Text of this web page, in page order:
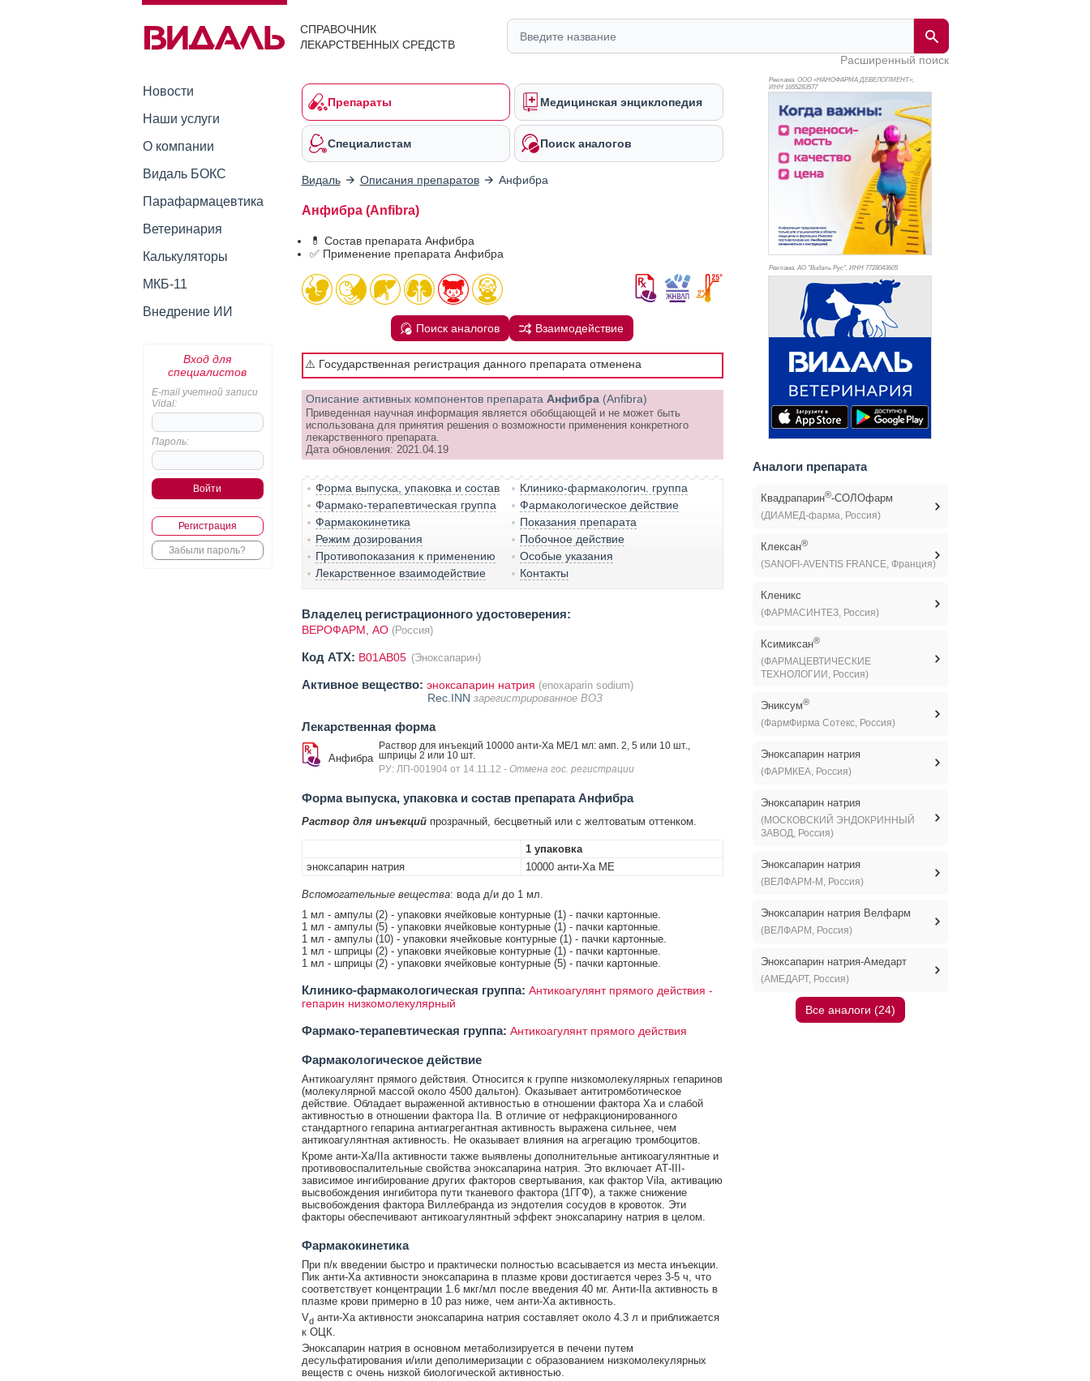
СПРАВОЧНИК
ЛЕКАРСТВЕННЫХ СРЕДСТВ
Расширенный поиск
Новости
Наши услуги
О компании
Видаль БОКС
Парафармацевтика
Ветеринария
Калькуляторы
МКБ-11
Внедрение ИИ
Вход для
специалистов
E-mail учетной записи
Vidal:
Пароль:
Регистрация
Забыли пароль?
Препараты Медицинская энциклопедия
Специалистам Поиск аналогов
Видаль Описания препаратов Анфибра
Анфибра (Anfibra)
💊 Состав препарата Анфибра
✅ Применение препарата Анфибра
Поиск аналогов Взаимодействие
⚠️ Государственная регистрация данного препарата отменена
Описание активных компонентов препарата Анфибра (Anfibra)
Приведенная научная информация является обобщающей и не может быть
использована для принятия решения о возможности применения конкретного
лекарственного препарата.
Дата обновления: 2021.04.19
Форма выпуска, упаковка и состав
Клинико-фармакологич. группа
Фармако-терапевтическая группа
Фармакологическое действие
Фармакокинетика
Показания препарата
Режим дозирования
Побочное действие
Противопоказания к применению
Особые указания
Лекарственное взаимодействие
Контакты
Владелец регистрационного удостоверения:
ВЕРОФАРМ, АО (Россия)
Код ATX: B01AB05 (Эноксапарин)
Активное вещество: эноксапарин натрия (enoxaparin sodium)
Rec.INN зарегистрированное ВОЗ
Лекарственная форма
Анфибра
Раствор для инъекций 10000 анти-Ха МЕ/1 мл: амп. 2, 5 или 10 шт.,
шприцы 2 или 10 шт.
РУ: ЛП-001904 от 14.11.12 - Отмена гос. регистрации
Форма выпуска, упаковка и состав препарата Анфибра
Раствор для инъекцийпрозрачный, бесцветный или с желтоватым оттенком.
1 упаковка
эноксапарин натрия
10000 анти-Xа МЕ
Вспомогательные вещества: вода д/и до 1 мл.
1 мл - ампулы (2) - упаковки ячейковые контурные (1) - пачки картонные.
1 мл - ампулы (5) - упаковки ячейковые контурные (1) - пачки картонные.
1 мл - ампулы (10) - упаковки ячейковые контурные (1) - пачки картонные.
1 мл - шприцы (2) - упаковки ячейковые контурные (1) - пачки картонные.
1 мл - шприцы (2) - упаковки ячейковые контурные (5) - пачки картонные.
Клинико-фармакологическая группа: Антикоагулянт прямого действия -
гепарин низкомолекулярный
Фармако-терапевтическая группа: Антикоагулянт прямого действия
Фармакологическое действие
Антикоагулянт прямого действия. Относится к группе низкомолекулярных гепаринов
(молекулярной массой около 4500 дальтон). Оказывает антитромботическое
действие. Обладает выраженной активностью в отношении фактора Xa и слабой
активностью в отношении фактора IIa. В отличие от нефракционированного
стандартного гепарина антиагрегантная активность выражена сильнее, чем
антикоагулянтная активность. Не оказывает влияния на агрегацию тромбоцитов.
Кроме анти-Ха/IIа активности также выявлены дополнительные антикоагулянтные и
противовоспалительные свойства эноксапарина натрия. Это включает АТ-III-
зависимое ингибирование других факторов свертывания, как фактор Vila, активацию
высвобождения ингибитора пути тканевого фактора (1ГГФ), а также снижение
высвобождения фактора Виллебранда из эндотелия сосудов в кровоток. Эти
факторы обеспечивают антикоагулянтный эффект эноксапарину натрия в целом.
Фармакокинетика
При п/к введении быстро и практически полностью всасывается из места инъекции.
Пик анти-Ха активности эноксапарина в плазме крови достигается через 3-5 ч, что
соответствует концентрации 1.6 мкг/мл после введения 40 мг. Анти-IIa активность в
плазме крови примерно в 10 раз ниже, чем анти-Ха активность.
Vdанти-Ха активности эноксапарина натрия составляет около 4.3 л и приближается
к ОЦК.
Эноксапарин натрия в основном метаболизируется в печени путем
десульфатирования и/или деполимеризации с образованием низкомолекулярных
веществ с очень низкой биологической активностью.
Реклама. ООО «НАНОФАРМА ДЕВЕЛОПМЕНТ»,
ИНН 1655283577
Реклама. АО "Видаль Рус", ИНН 7728043605
Аналоги препарата
Квадрапарин®-СОЛОфарм
(ДИАМЕД-фарма, Россия)
Клексан®
(SANOFI-AVENTIS FRANCE, Франция)
Кленикс
(ФАРМАСИНТЕЗ, Россия)
Ксимиксан®
(ФАРМАЦЕВТИЧЕСКИЕ
ТЕХНОЛОГИИ, Россия)
Эниксум®
(ФармФирма Сотекс, Россия)
Эноксапарин натрия
(ФАРМКЕА, Россия)
Эноксапарин натрия
(МОСКОВСКИЙ ЭНДОКРИННЫЙ
ЗАВОД, Россия)
Эноксапарин натрия
(ВЕЛФАРМ-М, Россия)
Эноксапарин натрия Велфарм
(ВЕЛФАРМ, Россия)
Эноксапарин натрия-Амедарт
(АМЕДАРТ, Россия)
Все аналоги (24)